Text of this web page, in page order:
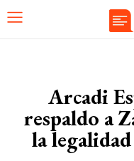
Arcadi
respaldo a
la